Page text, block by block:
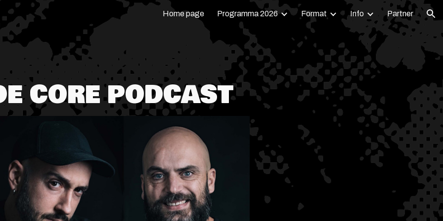
to main content Skip to navigation
Home page Programma 2026 Format Info Partner
CORE PODCAST